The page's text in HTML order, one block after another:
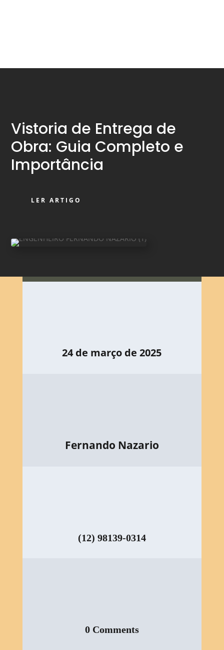
Vistoria de Entrega de
Obra: Guia Completo e
Importância
LER ARTIGO
24 de março de 2025
Fernando Nazario
(12) 98139-0314
0 Comments